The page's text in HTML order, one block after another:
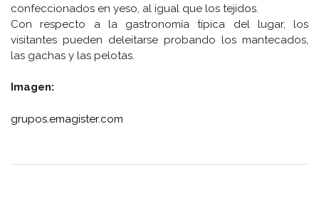
confeccionados en yeso, al igual que los tejidos.
Con respecto a la gastronomía típica del lugar, los
visitantes pueden deleitarse probando los mantecados,
las gachas y las pelotas.
Imagen:
grupos.emagister.com